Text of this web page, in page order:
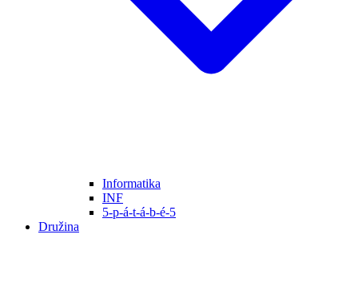
Informatika
INF
5-p-á-t-á-b-é-5
Družina